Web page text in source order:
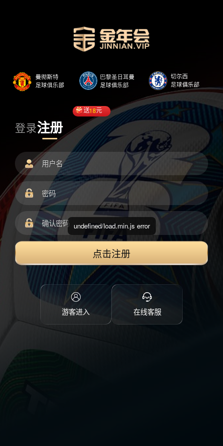
登录注册
送18元
点击注册
游客进入 在线客服
undefined/load.min.js error